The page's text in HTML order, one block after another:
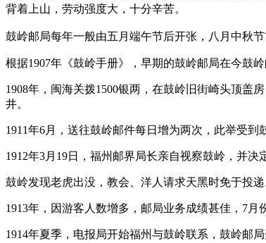
背着上山，劳动强度大，十分辛苦。
鼓岭邮局每年一般由五月端午节后开张，八月中秋
根据1907年《鼓岭手册》，早期的鼓岭邮局在今鼓
1908年，闽海关拨1500银两，在鼓岭旧街崎头顶盖
井。
1911年6月，送往鼓岭邮件每日增为两次，此举受到
1912年3月19日，福州邮界局长亲自视察鼓岭，并决
鼓岭发现老虎出没，教会、洋人请求天黑时免于投递
1913年，因游客人数增多，邮局业务成绩甚佳，7月
1914年夏季，电报局开始福州与鼓岭联系，鼓岭邮